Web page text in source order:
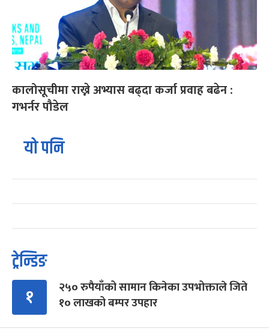
कालोसूचीमा राख्ने अभ्यास बढ्दा कर्जा प्रवाह बढेन :
गभर्नर पौडेल
यो पनि
ट्रेन्डिङ
१
२५० रुपैयाँको सामान किनेका उपभोक्ताले जिते
१० लाखको बम्पर उपहार